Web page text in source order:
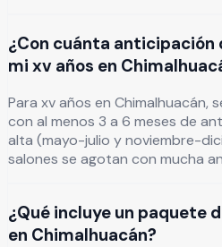
¿Con cuánta anticipación
mi xv años en
Para xv años en Chimalhuacán,
con al menos 3 a 6 meses de
alta (mayo-julio y noviembre-
salones se agotan con mucha
¿Qué incluye un paquete
en Chimalhuacán?